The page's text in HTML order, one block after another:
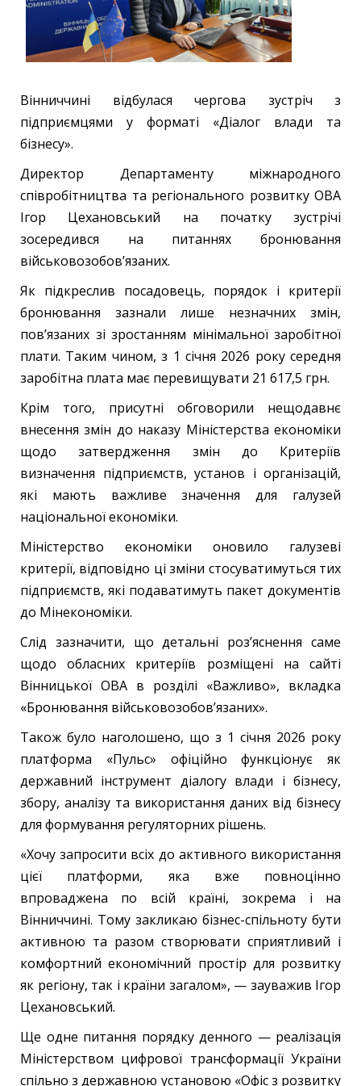
Вінниччині відбулася чергова зустріч з
підприємцями у форматі «Діалог влади та
бізнесу».
Директор Департаменту міжнародного
співробітництва та регіонального розвитку ОВА
Ігор Цехановський на початку зустрічі
зосередився на питаннях бронювання
військовозобов’язаних.
Як підкреслив посадовець, порядок і критерії
бронювання зазнали лише незначних змін,
пов’язаних зі зростанням мінімальної заробітної
плати. Таким чином, з 1 січня 2026 року середня
заробітна плата має перевищувати 21 617,5 грн.
Крім того, присутні обговорили нещодавнє
внесення змін до наказу Міністерства економіки
щодо затвердження змін до Критеріїв
визначення підприємств, установ і організацій,
які мають важливе значення для галузей
національної економіки.
Міністерство економіки оновило галузеві
критерії, відповідно ці зміни стосуватимуться тих
підприємств, які подаватимуть пакет документів
до Мінекономіки.
Слід зазначити, що детальні роз’яснення саме
щодо обласних критеріїв розміщені на сайті
Вінницької ОВА в розділі «Важливо», вкладка
«Бронювання військовозобов’язаних».
Також було наголошено, що з 1 січня 2026 року
платформа «Пульс» офіційно функціонує як
державний інструмент діалогу влади і бізнесу,
збору, аналізу та використання даних від бізнесу
для формування регуляторних рішень.
«Хочу запросити всіх до активного використання
цієї платформи, яка вже повноцінно
впроваджена по всій країні, зокрема і на
Вінниччині. Тому закликаю бізнес-спільноту бути
активною та разом створювати сприятливий і
комфортний економічний простір для розвитку
як регіону, так і країни загалом», — зауважив Ігор
Цехановський.
Ще одне питання порядку денного — реалізація
Міністерством цифрової трансформації України
спільно з державною установою «Офіс з розвитку